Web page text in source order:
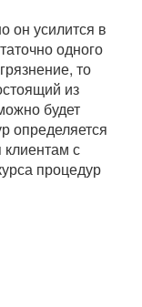
он усилится в
одного
то
из
будет
определяется
клиентам с
процедур